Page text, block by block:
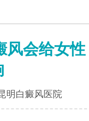
风会给女性
明白癜风医院